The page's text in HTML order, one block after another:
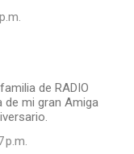
de RADIO
de mi gran Amiga
p.m.